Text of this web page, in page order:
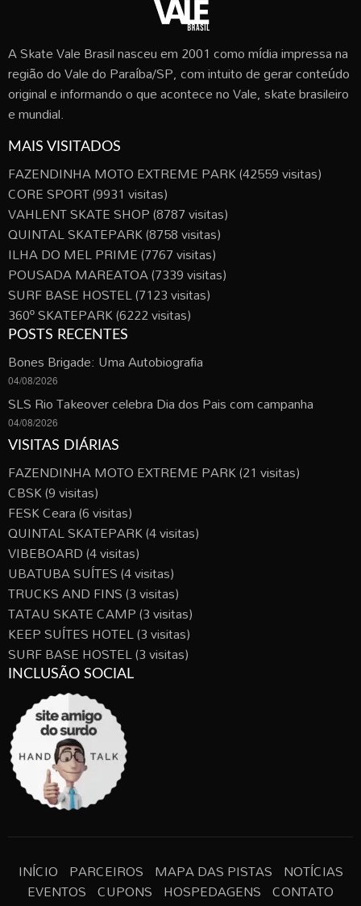
A Skate Vale Brasil nasceu em 2001 como mídia impressa na
região do Vale do Paraíba/SP, com intuito de gerar conteúdo
original e informando o que acontece no Vale, skate brasileiro
e mundial.
MAIS VISITADOS
FAZENDINHA MOTO EXTREME PARK(42559 visitas)
CORE SPORT(9931 visitas)
VAHLENT SKATE SHOP(8787 visitas)
QUINTAL SKATEPARK(8758 visitas)
ILHA DO MEL PRIME(7767 visitas)
POUSADA MAREATOA(7339 visitas)
SURF BASE HOSTEL(7123 visitas)
360º SKATEPARK(6222 visitas)
POSTS RECENTES
Bones Brigade: Uma Autobiografia
04/08/2026
SLS Rio Takeover celebra Dia dos Pais com campanha
04/08/2026
VISITAS DIÁRIAS
FAZENDINHA MOTO EXTREME PARK(21 visitas)
CBSK(9 visitas)
FESK Ceara(6 visitas)
QUINTAL SKATEPARK(4 visitas)
VIBEBOARD(4 visitas)
UBATUBA SUÍTES(4 visitas)
TRUCKS AND FINS(3 visitas)
TATAU SKATE CAMP(3 visitas)
KEEP SUÍTES HOTEL(3 visitas)
SURF BASE HOSTEL(3 visitas)
INCLUSÃO SOCIAL
INÍCIO PARCEIROS MAPA DAS PISTAS NOTÍCIAS
EVENTOS CUPONS HOSPEDAGENS CONTATO